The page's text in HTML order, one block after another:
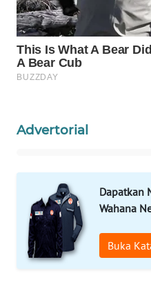
Advertorial
Dapatkan
Wahana
Buka
WN
LIKUPANG
WN
WN
WAHANA
NEWS